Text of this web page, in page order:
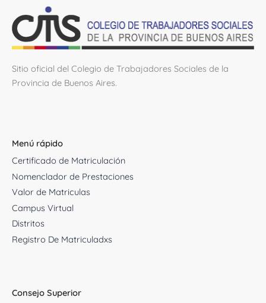
Sitio oficial del Colegio de Trabajadores Sociales de la
Provincia de Buenos Aires.
Menú rápido
Certificado de Matriculación
Nomenclador de Prestaciones
Valor de Matriculas
Campus Virtual
Distritos
Registro De Matriculadxs
Consejo Superior